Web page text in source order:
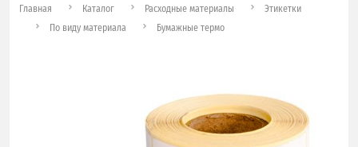
Главная Каталог Расходные материалы
Этикетки
По виду материала
Бумажные термо